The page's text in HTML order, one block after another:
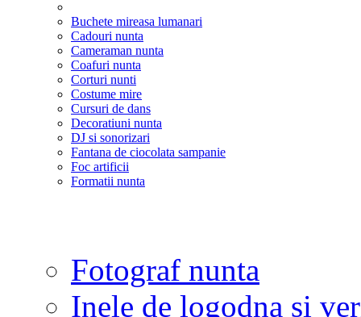
Buchete mireasa lumanari
Cadouri nunta
Cameraman nunta
Coafuri nunta
Corturi nunti
Costume mire
Cursuri de dans
Decoratiuni nunta
DJ si sonorizari
Fantana de ciocolata sampanie
Foc artificii
Formatii nunta
Fotograf nunta
Inele de logodna si